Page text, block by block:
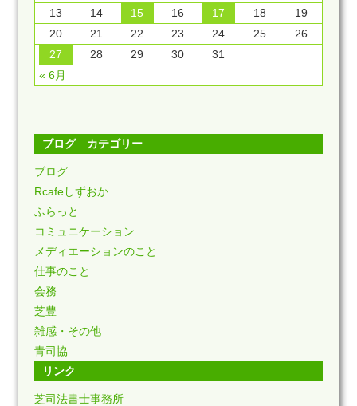
« 6月
13
14 15 16 17 18
19
20
21 22 23 24 25
26
27
28 29 30 31
ブログ カテゴリー
ブログ
Rcafeしずおか
ふらっと
コミュニケーション
メディエーションのこと
仕事のこと
会務
芝豊
雑感・その他
青司協
リンク
芝司法書士事務所